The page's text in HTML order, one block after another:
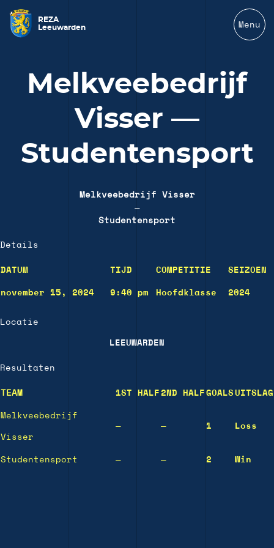
REZA
Leeuwarden
Menu
Melkveebedrijf
Visser —
Studentensport
Melkveebedrijf Visser
—
Studentensport
Details
DATUM TIJD COMPETITIE SEIZOEN
november 15, 2024 9:40 pm Hoofdklasse 2024
Locatie
LEEUWARDEN
Resultaten
TEAM 1ST HALF 2ND HALF GOALS UITSLAG
Melkveebedrijf
Visser
— — 1 Loss
Studentensport — — 2 Win